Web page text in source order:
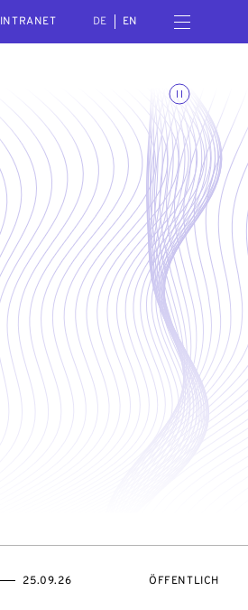
INTRANET
DE EN Menü öffnen
Animationen umschalten
25.09.26 ÖFFENTLICH